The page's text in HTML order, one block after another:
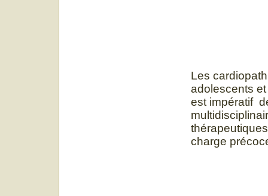
Les
adolescents
est impératif
charge